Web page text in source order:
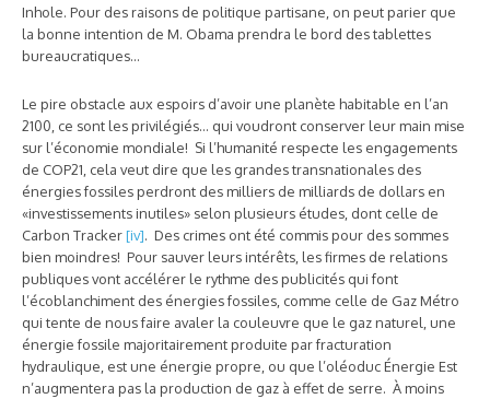
Inhole. Pour des raisons de politique partisane, on peut parier que
la bonne intention de M. Obama prendra le bord des tablettes
bureaucratiques…
Le pire obstacle aux espoirs d’avoir une planète habitable en l’an
2100, ce sont les privilégiés… qui voudront conserver leur main mise
sur l’économie mondiale! Si l’humanité respecte les engagements
de COP21, cela veut dire que les grandes transnationales des
énergies fossiles perdront des milliers de milliards de dollars en
«investissements inutiles» selon plusieurs études, dont celle de
Carbon Tracker[iv]. Des crimes ont été commis pour des sommes
bien moindres! Pour sauver leurs intérêts, les firmes de relations
publiques vont accélérer le rythme des publicités qui font
l’écoblanchiment des énergies fossiles, comme celle de Gaz Métro
qui tente de nous faire avaler la couleuvre que le gaz naturel, une
énergie fossile majoritairement produite par fracturation
hydraulique, est une énergie propre, ou que l’oléoduc Énergie Est
n’augmentera pas la production de gaz à effet de serre. À moins